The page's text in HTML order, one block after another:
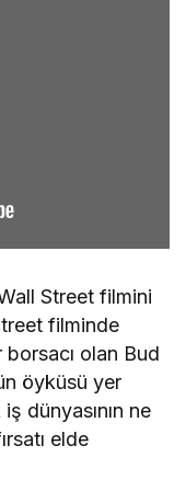
Street filmini
filminde
borsacı olan Bud
öyküsü yer
dünyasının ne
elde